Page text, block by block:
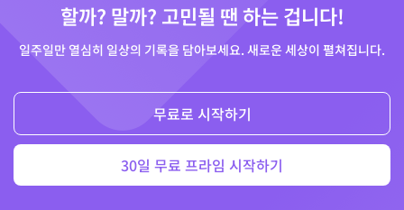
할까? 말까? 고민될 땐 하는 겁니다!
일주일만 열심히 일상의 기록을 담아보세요. 새로운 세상이 펼쳐집니다.
무료로 시작하기
30일 무료 프라임 시작하기